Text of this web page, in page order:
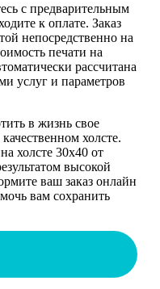
с предварительным
к оплате. Заказ
непосредственно на
печати на
рассчитана
услуг и параметров
в жизнь свое
холсте.
холсте 30х40 от
высокой
ваш заказ онлайн
вам сохранить